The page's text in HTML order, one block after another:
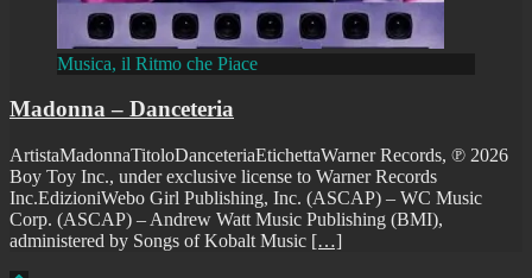
Musica, il Ritmo che Piace
Madonna – Danceteria
ArtistaMadonnaTitoloDanceteriaEtichettaWarner Records, ℗ 2026
Boy Toy Inc., under exclusive license to Warner Records
Inc.EdizioniWebo Girl Publishing, Inc. (ASCAP) – WC Music
Corp. (ASCAP) – Andrew Watt Music Publishing (BMI),
administered by Songs of Kobalt Music […]